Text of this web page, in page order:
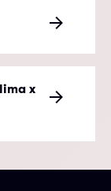
x